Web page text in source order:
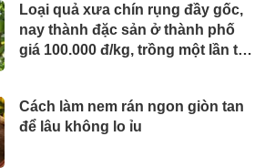
Loại quả xưa chín rụng đầy gốc,
nay thành đặc sản ở thành phố
giá 100.000 đ/kg, trồng một lần thu
Cách làm nem rán ngon giòn tan
để lâu không lo ỉu